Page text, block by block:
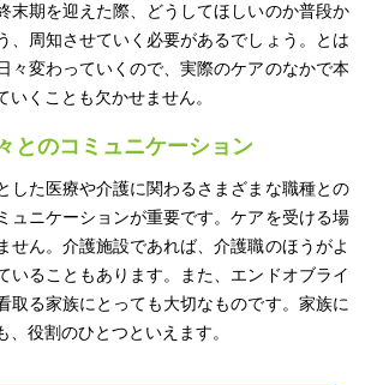
末期を迎えた際、どうしてほしいのか普段か
、周知させていく必要があるでしょう。とは
々変わっていくので、実際のケアのなかで本
いくことも欠かせません。
とのコミュニケーション
した医療や介護に関わるさまざまな職種との
ュニケーションが重要です。ケアを受ける場
せん。介護施設であれば、介護職のほうがよ
いることもあります。また、エンドオブライ
取る家族にとっても大切なものです。家族に
、役割のひとつといえます。